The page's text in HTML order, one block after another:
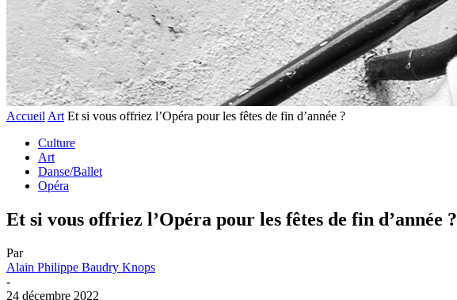
Accueil Art Et si vous offriez l’Opéra pour les fêtes de fin d’année ?
Culture
Art
Danse/Ballet
Opéra
Et si vous offriez l’Opéra pour les fêtes de fin d’année ?
Par
Alain Philippe Baudry Knops
-
24 décembre 2022